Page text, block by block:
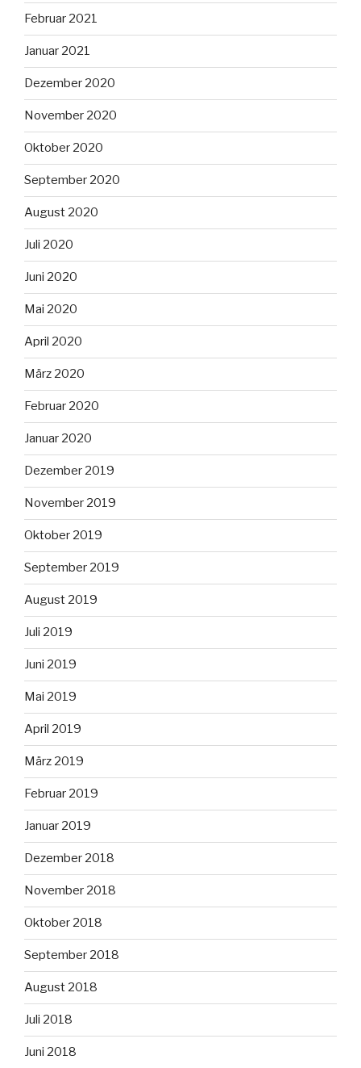
Februar 2021
Januar 2021
Dezember 2020
November 2020
Oktober 2020
September 2020
August 2020
Juli 2020
Juni 2020
Mai 2020
April 2020
März 2020
Februar 2020
Januar 2020
Dezember 2019
November 2019
Oktober 2019
September 2019
August 2019
Juli 2019
Juni 2019
Mai 2019
April 2019
März 2019
Februar 2019
Januar 2019
Dezember 2018
November 2018
Oktober 2018
September 2018
August 2018
Juli 2018
Juni 2018